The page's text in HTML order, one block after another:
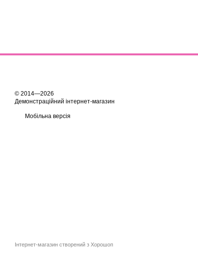
© 2014—2026
Демонстраційний інтернет-магазин
Мобільна версія
Інтернет-магазин створений з Хорошоп